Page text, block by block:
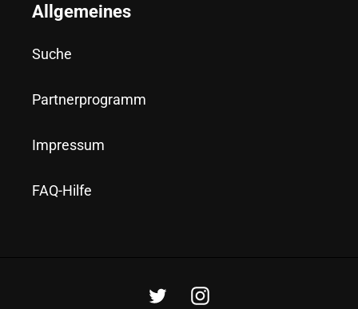
Allgemeines
Suche
Partnerprogramm
Impressum
FAQ-Hilfe
TwitterInstagram